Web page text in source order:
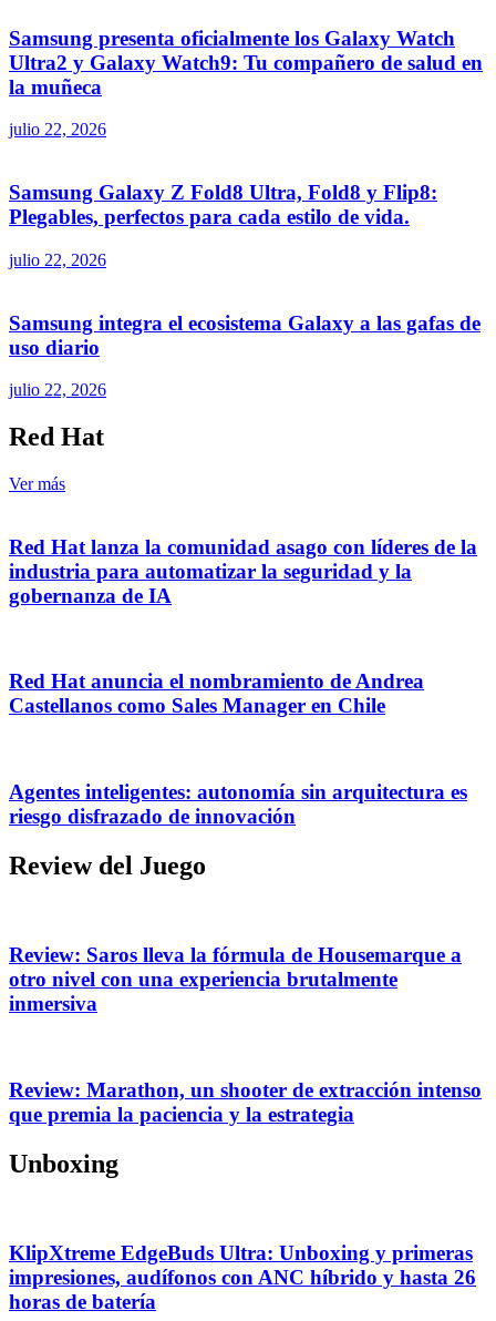
Samsung presenta oficialmente los Galaxy Watch
Ultra2 y Galaxy Watch9: Tu compañero de salud en
la muñeca
julio 22, 2026
Samsung Galaxy Z Fold8 Ultra, Fold8 y Flip8:
Plegables, perfectos para cada estilo de vida.
julio 22, 2026
Samsung integra el ecosistema Galaxy a las gafas de
uso diario
julio 22, 2026
Red Hat
Ver más
Red Hat lanza la comunidad asago con líderes de la
industria para automatizar la seguridad y la
gobernanza de IA
Red Hat anuncia el nombramiento de Andrea
Castellanos como Sales Manager en Chile
Agentes inteligentes: autonomía sin arquitectura es
riesgo disfrazado de innovación
Review del Juego
Review: Saros lleva la fórmula de Housemarque a
otro nivel con una experiencia brutalmente
inmersiva
Review: Marathon, un shooter de extracción intenso
que premia la paciencia y la estrategia
Unboxing
KlipXtreme EdgeBuds Ultra: Unboxing y primeras
impresiones, audífonos con ANC híbrido y hasta 26
horas de batería